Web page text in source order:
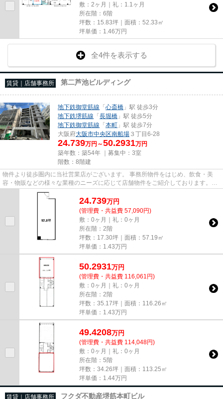
敷：2ヶ月｜礼：1.1ヶ月
所在階：6階
坪数：15.83坪｜面積：52.33㎡
坪単価： 1.46万円
全4件を表示する
賃貸｜店舗事務所 第二芦池ビルディング
地下鉄御堂筋線 「心斎橋 」駅 徒歩3分
地下鉄堺筋線 「長堀橋 」駅 徒歩5分
地下鉄御堂筋線 「本町 」駅 徒歩7分
大阪府大阪市中央区南船場 ３丁目6-28
24.739万円～50.2931万円
築年数：築54年 ｜募集中： 3室
階数：8階建
物件より徒歩圏内に当社営業店がございます。 事務所物件をはじめ、飲食・美
容・物販などの様々な業種のニーズに応じて店舗物件をご紹介しております。
尚、弊社ではおとり広告は一切...
24.739万円
(管理費・共益費 57,090円)
敷：0ヶ月｜礼：0ヶ月
所在階：2階
坪数：17.30坪｜面積：57.19㎡
坪単価： 1.43万円
50.2931万円
(管理費・共益費 116,061円)
敷：0ヶ月｜礼：0ヶ月
所在階：2階
坪数：35.17坪｜面積：116.26㎡
坪単価： 1.43万円
49.4208万円
(管理費・共益費 114,048円)
敷：0ヶ月｜礼：0ヶ月
所在階：5階
坪数：34.26坪｜面積：113.25㎡
坪単価： 1.44万円
賃貸｜店舗事務所 フクダ不動産堺筋本町ビル